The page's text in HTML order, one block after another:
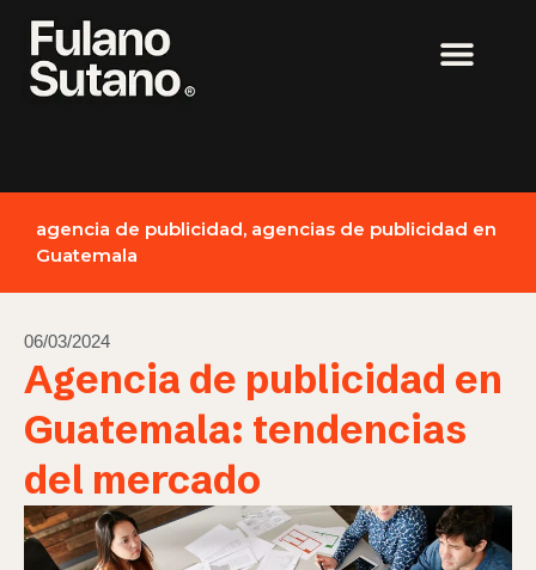
agencia de publicidad, agencias de publicidad en
Guatemala
06/03/2024
Agencia de publicidad en
Guatemala: tendencias
del mercado